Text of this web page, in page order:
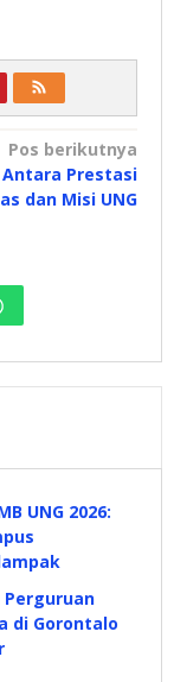
Pos berikutnya
Prestasi
dan Misi UNG
UNG 2026:
Perguruan
di Gorontalo